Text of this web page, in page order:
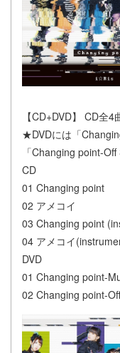
【CD+DVD】 CD全4
★DVDには「
「Changing point-
CD
01 Changing point
02 アメコイ
03 Changing point
04 アメコイ
DVD
01 Changing point-
02 Changing point-